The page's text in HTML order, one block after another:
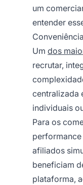
um
entender
Um dos
recrutar,
centralizada
individuais
Para os
performance
afiliados
beneficiam
plataforma,